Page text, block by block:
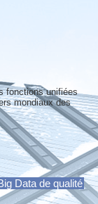
fonctions unifiées
mondiaux des
Data de qualité